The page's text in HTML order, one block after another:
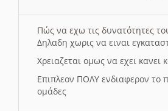
Πώς να εχω τις δυνατότητες
Δηλαδη χωρις να ειναι
Χρειαζεται ομως να εχει
Επιπλεον ΠΟΛΥ ενδιαφερον
ομάδες